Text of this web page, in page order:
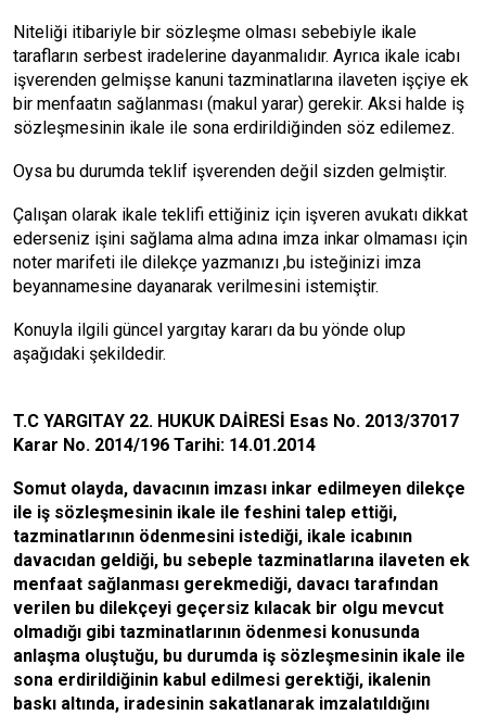
Niteliği itibariyle bir sözleşme olması sebebiyle ikale
tarafların serbest iradelerine dayanmalıdır. Ayrıca ikale icabı
işverenden gelmişse kanuni tazminatlarına ilaveten işçiye ek
bir menfaatın sağlanması (makul yarar) gerekir. Aksi halde iş
sözleşmesinin ikale ile sona erdirildiğinden söz edilemez.
Oysa bu durumda teklif işverenden değil sizden gelmiştir.
Çalışan olarak ikale teklifi ettiğiniz için işveren avukatı dikkat
ederseniz işini sağlama alma adına imza inkar olmaması için
noter marifeti ile dilekçe yazmanızı ,bu isteğinizi imza
beyannamesine dayanarak verilmesini istemiştir.
Konuyla ilgili güncel yargıtay kararı da bu yönde olup
aşağıdaki şekildedir.
T.C YARGITAY 22. HUKUK DAİRESİ Esas No. 2013/37017
Karar No. 2014/196 Tarihi: 14.01.2014
Somut olayda, davacının imzası inkar edilmeyen dilekçe
ile iş sözleşmesinin ikale ile feshini talep ettiği,
tazminatlarının ödenmesini istediği, ikale icabının
davacıdan geldiği, bu sebeple tazminatlarına ilaveten ek
menfaat sağlanması gerekmediği, davacı tarafından
verilen bu dilekçeyi geçersiz kılacak bir olgu mevcut
olmadığı gibi tazminatlarının ödenmesi konusunda
anlaşma oluştuğu, bu durumda iş sözleşmesinin ikale ile
sona erdirildiğinin kabul edilmesi gerektiği, ikalenin
baskı altında, iradesinin sakatlanarak imzalatıldığını